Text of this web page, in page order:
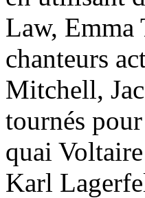
Law, Emma
chanteurs
Mitchell,
tournés
quai
Karl